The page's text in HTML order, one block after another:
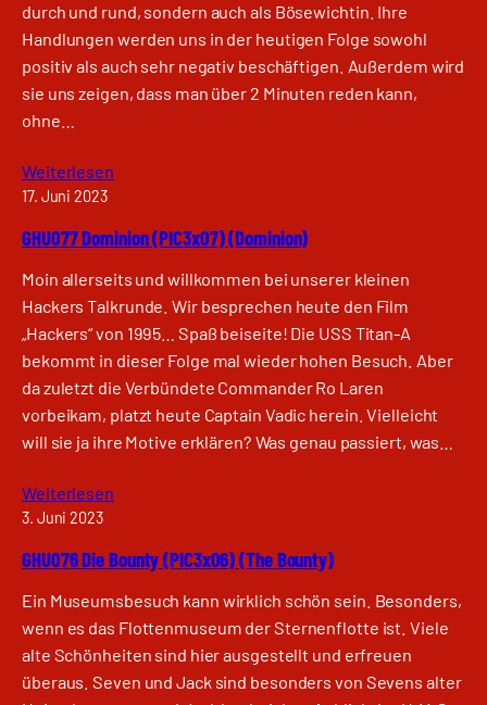
durch und rund, sondern auch als Bösewichtin. Ihre
Handlungen werden uns in der heutigen Folge sowohl
positiv als auch sehr negativ beschäftigen. Außerdem wird
sie uns zeigen, dass man über 2 Minuten reden kann,
ohne…
Weiterlesen
17. Juni 2023
GHU077 Dominion (PIC3x07) (Dominion)
Moin allerseits und willkommen bei unserer kleinen
Hackers Talkrunde. Wir besprechen heute den Film
„Hackers“ von 1995… Spaß beiseite! Die USS Titan-A
bekommt in dieser Folge mal wieder hohen Besuch. Aber
da zuletzt die Verbündete Commander Ro Laren
vorbeikam, platzt heute Captain Vadic herein. Vielleicht
will sie ja ihre Motive erklären? Was genau passiert, was…
Weiterlesen
3. Juni 2023
GHU076 Die Bounty (PIC3x06) (The Bounty)
Ein Museumsbesuch kann wirklich schön sein. Besonders,
wenn es das Flottenmuseum der Sternenflotte ist. Viele
alte Schönheiten sind hier ausgestellt und erfreuen
überaus. Seven und Jack sind besonders von Sevens alter